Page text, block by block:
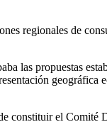
regionales de
las propuestas
geográfica
constituir el Comité